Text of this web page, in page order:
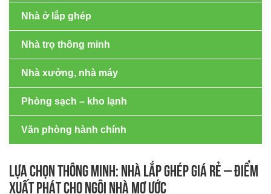
Nhà ở lắp ghép
Nhà trọ thông minh
Nhà xưởng, nhà máy
Phòng sạch – kho lạnh
Văn phòng hành chính
LỰA CHỌN THÔNG MINH: NHÀ LẮP GHÉP GIÁ RẺ – ĐIỂM
XUẤT PHÁT CHO NGÔI NHÀ MƠ ƯỚC